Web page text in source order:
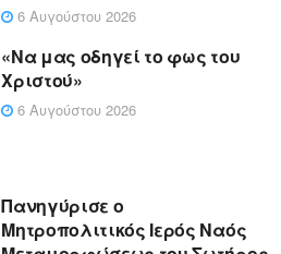
6 Αυγούστου 2026
«Να μας οδηγεί το φως του
Χριστού»
6 Αυγούστου 2026
Πανηγύρισε ο
Μητροπολιτικός Ιερός Ναός